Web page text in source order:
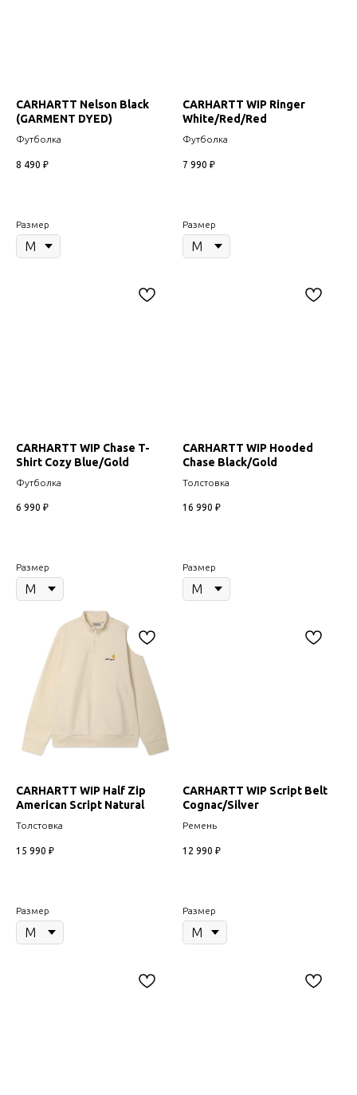
CARHARTT Nelson Black
(GARMENT DYED)
Футболка
8 490 ₽
Размер
CARHARTT WIP Ringer
White/Red/Red
Футболка
7 990 ₽
Размер
CARHARTT WIP Chase T-
Shirt Cozy Blue/Gold
Футболка
6 990 ₽
Размер
CARHARTT WIP Hooded
Chase Black/Gold
Толстовка
16 990 ₽
Размер
CARHARTT WIP Half Zip
American Script Natural
Толстовка
15 990 ₽
Размер
CARHARTT WIP Script Belt
Cognac/Silver
Ремень
12 990 ₽
Размер